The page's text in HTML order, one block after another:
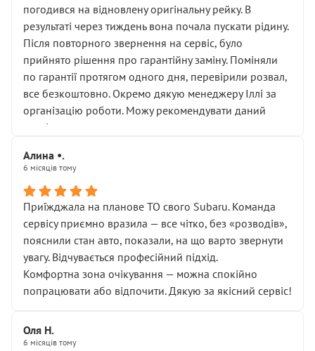
погодився на відновлену оригінальну рейку. В
результаті через тиждень вона почала пускати рідину.
Після повторного звернення на сервіс, було
прийнято рішення про гарантійну заміну. Поміняли
по гарантії протягом одного дня, перевірили розвал,
все безкоштовно. Окремо дякую менеджеру Іллі за
організацію роботи. Можу рекомендувати даний
сервіс.
Алина •.
6 місяців тому
Приїжджала на планове ТО свого Subaru. Команда
сервісу приємно вразила — все чітко, без «розводів»,
пояснили стан авто, показали, на що варто звернути
увагу. Відчувається професійний підхід.
Комфортна зона очікування — можна спокійно
попрацювати або відпочити. Дякую за якісний сервіс!
Оля Н.
6 місяців тому